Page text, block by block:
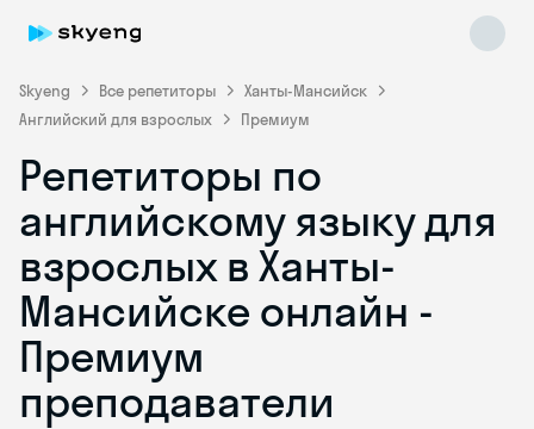
Skyeng Все репетиторы
Ханты-Мансийск
Английский для взрослых
Премиум
Репетиторы по
английскому языку для
взрослых в Ханты-
Мансийске онлайн -
Премиум
преподаватели
Skyeng Chat